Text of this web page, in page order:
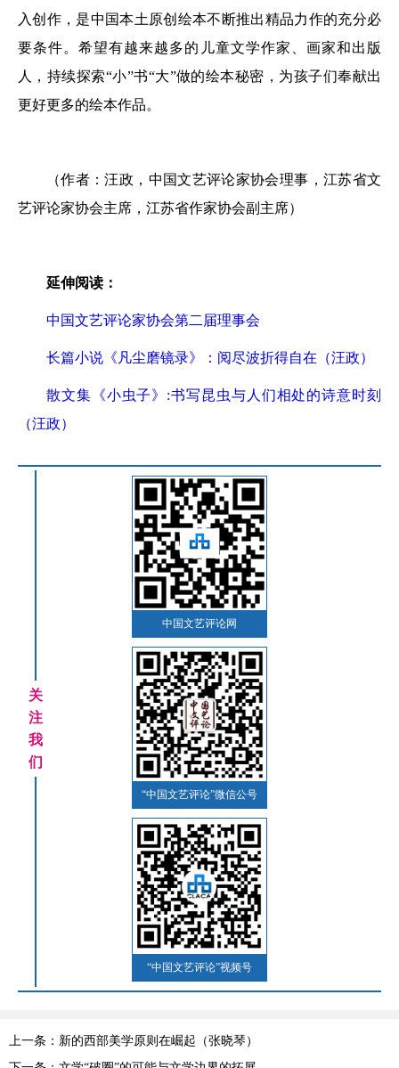
入创作，是中国本土原创绘本不断推出精品力作的充分必
要条件。希望有越来越多的儿童文学作家、画家和出版
人，持续探索“小”书“大”做的绘本秘密，为孩子们奉献出
更好更多的绘本作品。
（作者：汪政，中国文艺评论家协会理事，江苏省文
艺评论家协会主席，江苏省作家协会副主席）
延伸阅读：
中国文艺评论家协会第二届理事会
长篇小说《凡尘磨镜录》：阅尽波折得自在（汪政）
散文集《小虫子》:书写昆虫与人们相处的诗意时刻
（汪政）
关
注
我
们
中国文艺评论网
“中国文艺评论”微信公号
“中国文艺评论”视频号
上一条：新的西部美学原则在崛起（张晓琴）